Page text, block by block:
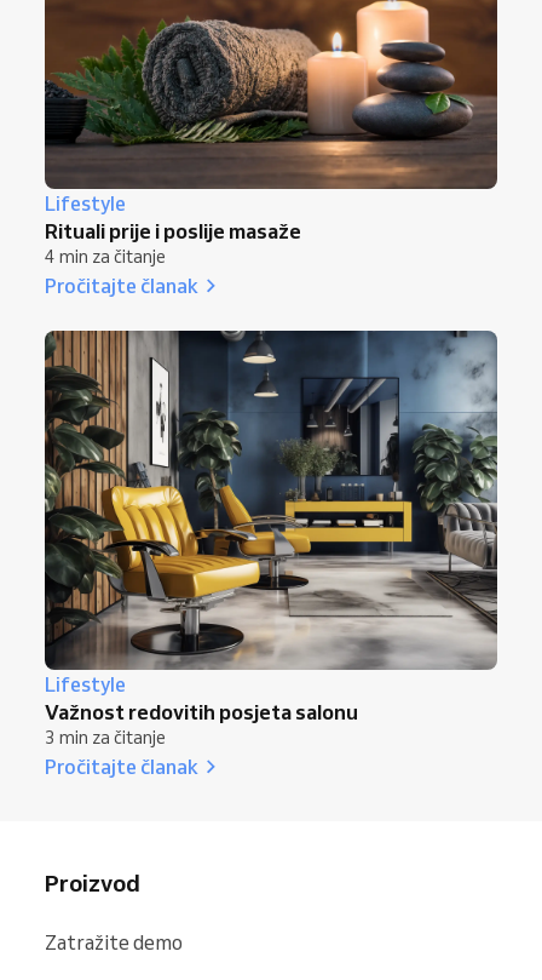
Lifestyle
Rituali prije i poslije masaže
4 min za čitanje
Pročitajte članak
Lifestyle
Važnost redovitih posjeta salonu
3 min za čitanje
Pročitajte članak
Proizvod
Zatražite demo